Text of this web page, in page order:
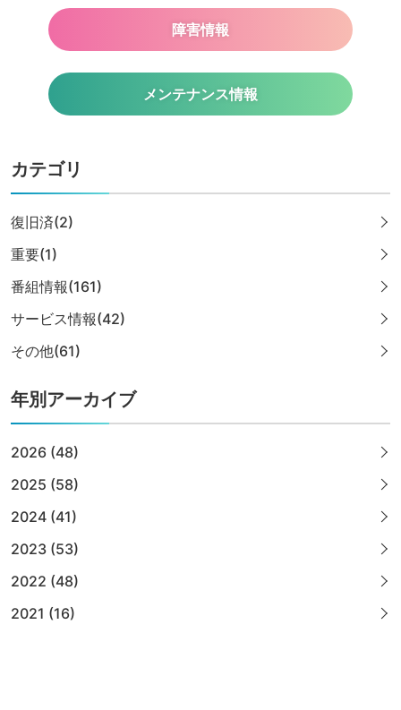
障害情報
メンテナンス情報
カテゴリ
復旧済(2)
重要(1)
番組情報(161)
サービス情報(42)
その他(61)
年別アーカイブ
2026 (48)
2025 (58)
2024 (41)
2023 (53)
2022 (48)
2021 (16)